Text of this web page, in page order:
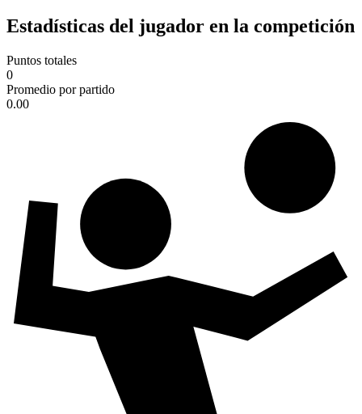
Estadísticas del jugador en la competición
Puntos totales
0
Promedio por partido
0.00